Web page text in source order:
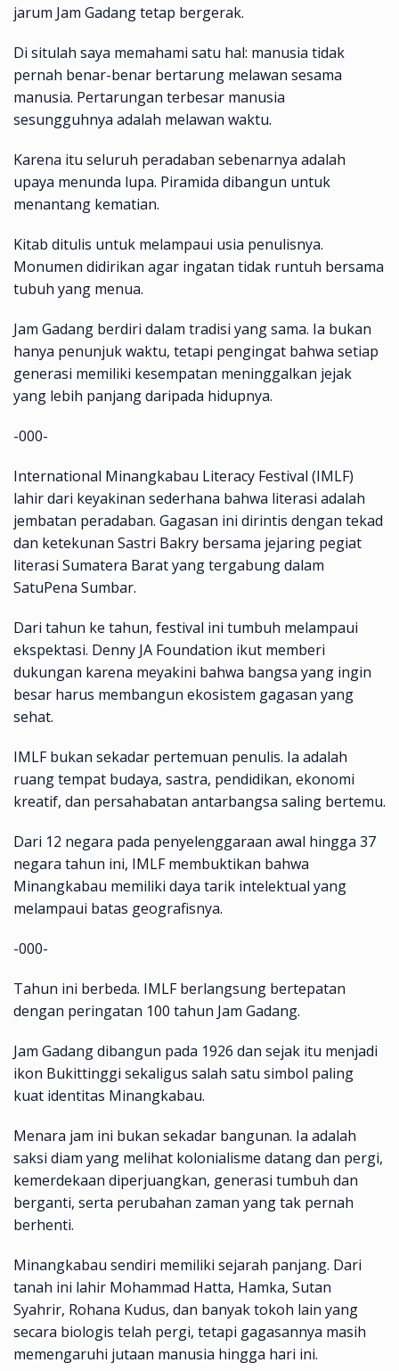
jarum Jam Gadang tetap bergerak.
Di situlah saya memahami satu hal: manusia tidak
pernah benar-benar bertarung melawan sesama
manusia. Pertarungan terbesar manusia
sesungguhnya adalah melawan waktu.
Karena itu seluruh peradaban sebenarnya adalah
upaya menunda lupa. Piramida dibangun untuk
menantang kematian.
Kitab ditulis untuk melampaui usia penulisnya.
Monumen didirikan agar ingatan tidak runtuh bersama
tubuh yang menua.
Jam Gadang berdiri dalam tradisi yang sama. Ia bukan
hanya penunjuk waktu, tetapi pengingat bahwa setiap
generasi memiliki kesempatan meninggalkan jejak
yang lebih panjang daripada hidupnya.
-000-
International Minangkabau Literacy Festival (IMLF)
lahir dari keyakinan sederhana bahwa literasi adalah
jembatan peradaban. Gagasan ini dirintis dengan tekad
dan ketekunan Sastri Bakry bersama jejaring pegiat
literasi Sumatera Barat yang tergabung dalam
SatuPena Sumbar.
Dari tahun ke tahun, festival ini tumbuh melampaui
ekspektasi. Denny JA Foundation ikut memberi
dukungan karena meyakini bahwa bangsa yang ingin
besar harus membangun ekosistem gagasan yang
sehat.
IMLF bukan sekadar pertemuan penulis. Ia adalah
ruang tempat budaya, sastra, pendidikan, ekonomi
kreatif, dan persahabatan antarbangsa saling bertemu.
Dari 12 negara pada penyelenggaraan awal hingga 37
negara tahun ini, IMLF membuktikan bahwa
Minangkabau memiliki daya tarik intelektual yang
melampaui batas geografisnya.
-000-
Tahun ini berbeda. IMLF berlangsung bertepatan
dengan peringatan 100 tahun Jam Gadang.
Jam Gadang dibangun pada 1926 dan sejak itu menjadi
ikon Bukittinggi sekaligus salah satu simbol paling
kuat identitas Minangkabau.
Menara jam ini bukan sekadar bangunan. Ia adalah
saksi diam yang melihat kolonialisme datang dan pergi,
kemerdekaan diperjuangkan, generasi tumbuh dan
berganti, serta perubahan zaman yang tak pernah
berhenti.
Minangkabau sendiri memiliki sejarah panjang. Dari
tanah ini lahir Mohammad Hatta, Hamka, Sutan
Syahrir, Rohana Kudus, dan banyak tokoh lain yang
secara biologis telah pergi, tetapi gagasannya masih
memengaruhi jutaan manusia hingga hari ini.